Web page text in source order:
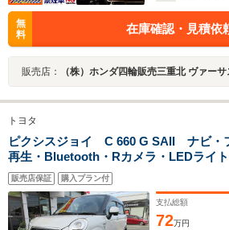
無
料
在庫確認・見積依
販売店： （株）ホンダ四輪販売三重北 ヴァー
トヨタ
ピクシスジョイ C 660 G SAII ナビ・
再生・Bluetooth・Rカメラ・LEDライ
突軽減ブレーキ・ETC・オートエアコン
ル
販売店保証 購入プラン付
支払総額
72万円